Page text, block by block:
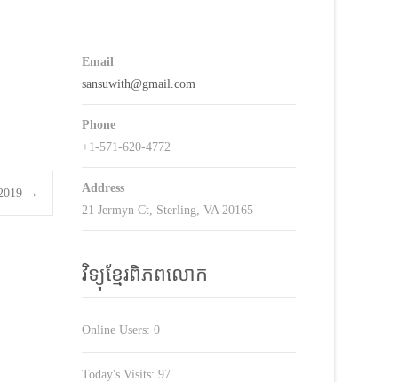
→
Email
sansuwith@gmail.com
Phone
+1-571-620-4772
Address
21 Jermyn Ct, Sterling, VA 20165
វិទ្យុខ្មែរពិភពលោក
Online Users: 0
Today's Visits: 97